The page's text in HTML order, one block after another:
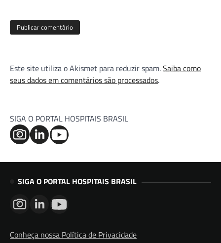
Este site utiliza o Akismet para reduzir spam.Saiba como
seus dados em comentários são processados.
SIGA O PORTAL HOSPITAIS BRASIL
SIGA O PORTAL HOSPITAIS BRASIL
Conheça nossa Política de Privacidade